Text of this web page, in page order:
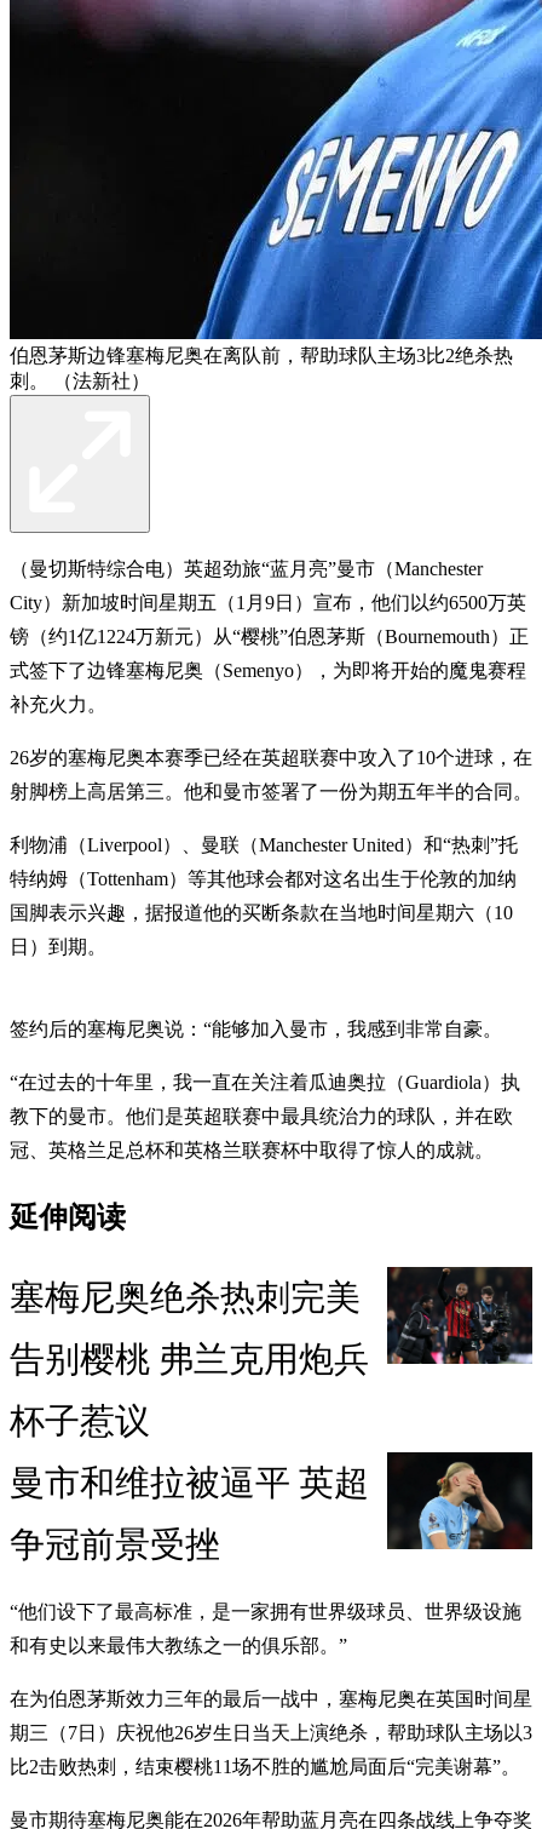
伯恩茅斯边锋塞梅尼奥在离队前，帮助球队主场3比2绝杀热
刺。 （法新社）
（曼切斯特综合电）英超劲旅“蓝月亮”曼市（Manchester
City）新加坡时间星期五（1月9日）宣布，他们以约6500万英
镑（约1亿1224万新元）从“樱桃”伯恩茅斯（Bournemouth）正
式签下了边锋塞梅尼奥（Semenyo），为即将开始的魔鬼赛程
补充火力。
26岁的塞梅尼奥本赛季已经在英超联赛中攻入了10个进球，在
射脚榜上高居第三。他和曼市签署了一份为期五年半的合同。
利物浦（Liverpool）、曼联（Manchester United）和“热刺”托
特纳姆（Tottenham）等其他球会都对这名出生于伦敦的加纳
国脚表示兴趣，据报道他的买断条款在当地时间星期六（10
日）到期。
签约后的塞梅尼奥说：“能够加入曼市，我感到非常自豪。
“在过去的十年里，我一直在关注着瓜迪奥拉（Guardiola）执
教下的曼市。他们是英超联赛中最具统治力的球队，并在欧
冠、英格兰足总杯和英格兰联赛杯中取得了惊人的成就。
延伸阅读
塞梅尼奥绝杀热刺完美
告别樱桃 弗兰克用炮兵
杯子惹议
曼市和维拉被逼平 英超
争冠前景受挫
“他们设下了最高标准，是一家拥有世界级球员、世界级设施
和有史以来最伟大教练之一的俱乐部。”
在为伯恩茅斯效力三年的最后一战中，塞梅尼奥在英国时间星
期三（7日）庆祝他26岁生日当天上演绝杀，帮助球队主场以3
比2击败热刺，结束樱桃11场不胜的尴尬局面后“完美谢幕”。
曼市期待塞梅尼奥能在2026年帮助蓝月亮在四条战线上争夺奖